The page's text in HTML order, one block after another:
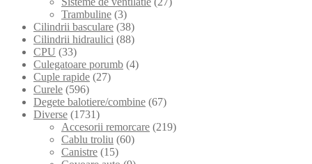
Trambuline (3)
Cilindrii basculare (38)
Cilindrii hidraulici (88)
CPU (33)
Culegatoare porumb (4)
Cuple rapide (27)
Curele (596)
Degete balotiere/combine (67)
Diverse (1731)
Accesorii remorcare (219)
Cablu troliu (60)
Canistre (15)